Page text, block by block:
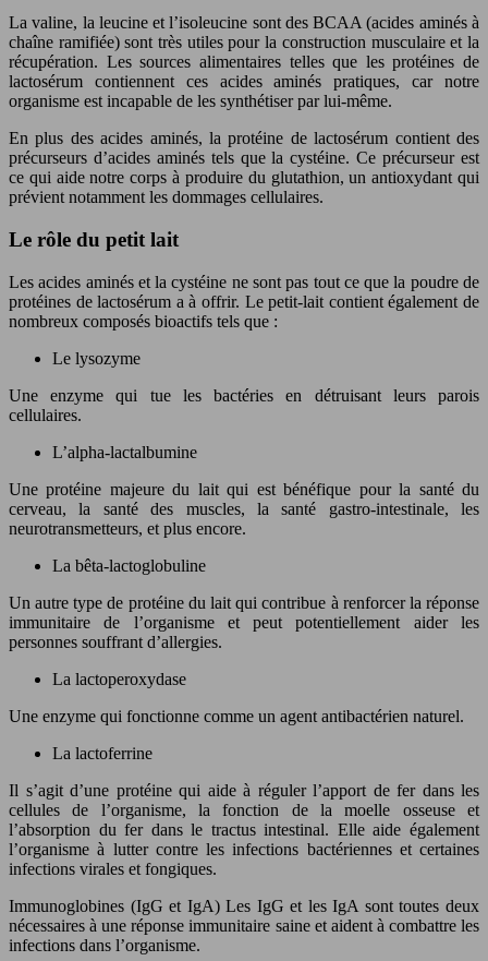
La valine, la leucine et l’isoleucine sont des BCAA (acides aminés à
chaîne ramifiée) sont très utiles pour la construction musculaire et la
récupération. Les sources alimentaires telles que les protéines de
lactosérum contiennent ces acides aminés pratiques, car notre
organisme est incapable de les synthétiser par lui-même.
En plus des acides aminés, la protéine de lactosérum contient des
précurseurs d’acides aminés tels que la cystéine. Ce précurseur est
ce qui aide notre corps à produire du glutathion, un antioxydant qui
prévient notamment les dommages cellulaires.
Le rôle du petit lait
Les acides aminés et la cystéine ne sont pas tout ce que la poudre de
protéines de lactosérum a à offrir. Le petit-lait contient également de
nombreux composés bioactifs tels que :
Le lysozyme
Une enzyme qui tue les bactéries en détruisant leurs parois
cellulaires.
L’alpha-lactalbumine
Une protéine majeure du lait qui est bénéfique pour la santé du
cerveau, la santé des muscles, la santé gastro-intestinale, les
neurotransmetteurs, et plus encore.
La bêta-lactoglobuline
Un autre type de protéine du lait qui contribue à renforcer la réponse
immunitaire de l’organisme et peut potentiellement aider les
personnes souffrant d’allergies.
La lactoperoxydase
Une enzyme qui fonctionne comme un agent antibactérien naturel.
La lactoferrine
Il s’agit d’une protéine qui aide à réguler l’apport de fer dans les
cellules de l’organisme, la fonction de la moelle osseuse et
l’absorption du fer dans le tractus intestinal. Elle aide également
l’organisme à lutter contre les infections bactériennes et certaines
infections virales et fongiques.
Immunoglobines (IgG et IgA) Les IgG et les IgA sont toutes deux
nécessaires à une réponse immunitaire saine et aident à combattre les
infections dans l’organisme.